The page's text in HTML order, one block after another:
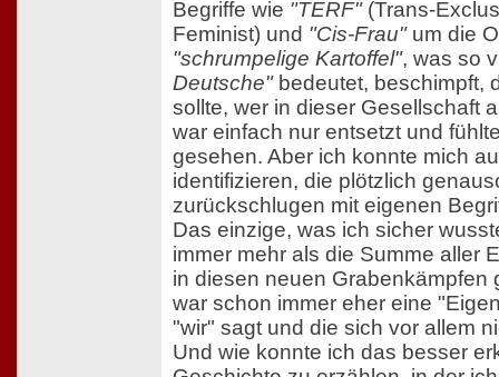
Begriffe wie "TERF"(Trans-
Feminist) und "Cis-Frau"um die
"schrumpelige Kartoffel", was so
Deutsche"bedeutet, beschimpft,
sollte, wer in dieser Gesellschaft
war einfach nur entsetzt und
gesehen. Aber ich konnte mich
identifizieren, die plötzlich
zurückschlugen mit eigenen
Das einzige, was ich sicher
immer mehr als die Summe aller
in diesen neuen Grabenkämpfen
war schon immer eher eine
"wir" sagt und die sich vor allem
Und wie konnte ich das besser